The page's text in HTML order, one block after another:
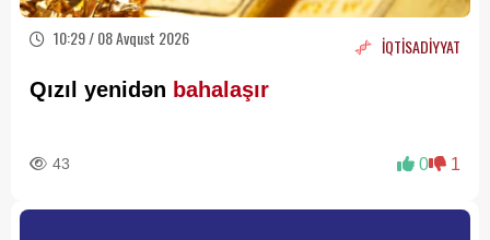
10:29 / 08 Avqust 2026 İQTİSADİYYAT
Qızıl yenidən bahalaşır
43 0 1